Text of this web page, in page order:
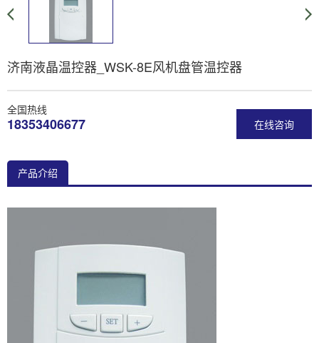
济南液晶温控器_WSK-8E风机盘管温控器
在线咨询
全国热线
18353406677
产品介绍